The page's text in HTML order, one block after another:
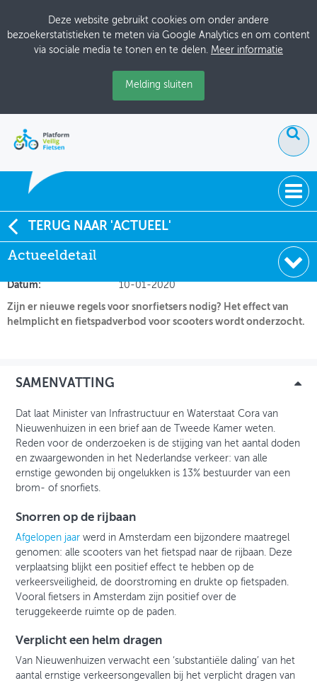
Deze website gebruikt cookies om onder andere
bezoekerstatistieken te meten via Google Analytics en om content
via sociale media te tonen en te delen. Meer informatie
Melding sluiten
ACTUEEL
DOSSIERS
BIJEENKOMSTEN
ONTWERPERSCAFÉ
TERUG NAAR 'ACTUEEL'
Actueeldetail
Nieuwe regels voor veiliger snorren
Datum:
10-01-2020
Zijn er nieuwe regels voor snorfietsers nodig? Het effect van
helmplicht en fietspadverbod voor scooters wordt onderzocht.
SAMENVATTING
Dat laat Minister van Infrastructuur en Waterstaat Cora van
Nieuwenhuizen in een brief aan de Tweede Kamer weten.
Reden voor de onderzoeken is de stijging van het aantal doden
en zwaargewonden in het Nederlandse verkeer: van alle
ernstige gewonden bij ongelukken is 13% bestuurder van een
brom- of snorfiets.
Snorren op de rijbaan
Afgelopen jaar werd in Amsterdam een bijzondere maatregel
genomen: alle scooters van het fietspad naar de rijbaan. Deze
verplaatsing blijkt een positief effect te hebben op de
verkeersveiligheid, de doorstroming en drukte op fietspaden.
Vooral fietsers in Amsterdam zijn positief over de
teruggekeerde ruimte op de paden.
Verplicht een helm dragen
Van Nieuwenhuizen verwacht een ‘substantiële daling’ van het
aantal ernstige verkeersongevallen bij het verplicht dragen van